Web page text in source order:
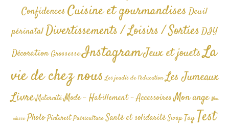
Confidences Cuisine et gourmandises Deuil
périnatalDivertissements / Loisirs / SortiesDIY
Décoration GrossesseInstagramJeux et jouetsLa
vie de chez nous Les jeudis de l'éducation Les Jumeaux
Livre Maternité Mode - Habillement - AccessoiresMon ange Non
classé Photo Pinterest Puériculture Santé et solidarité Swap TagTest